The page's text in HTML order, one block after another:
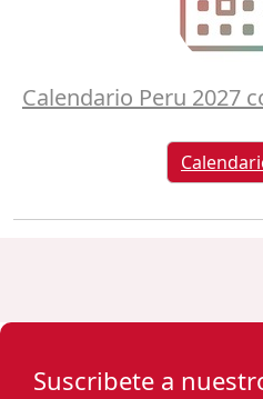
Calendario Peru 2027
Suscribete a